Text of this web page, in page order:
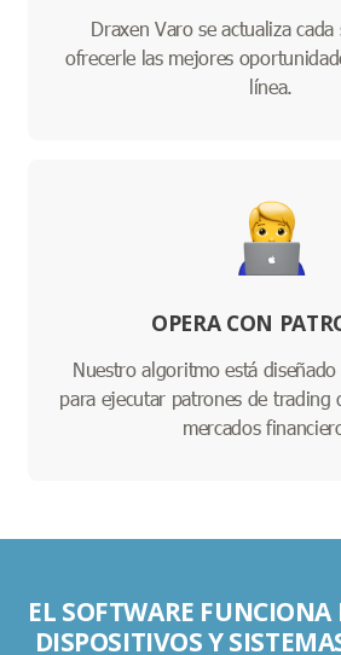
Draxen Varo se actualiza
ofrecerle las mejores
línea.
OPERA CON
Nuestro algoritmo está diseñado
para ejecutar patrones de trading
mercados
EL SOFTWARE FUNCIONA
DISPOSITIVOS Y